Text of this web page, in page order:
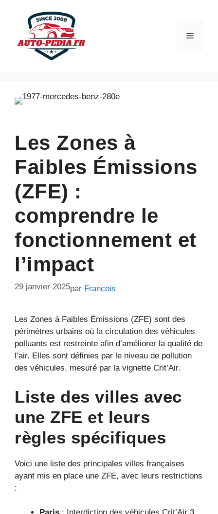
Menu
Les Zones à
Faibles Émissions
(ZFE) :
comprendre le
fonctionnement et
l’impact
29 janvier 2025par Francois
Les Zones à Faibles Émissions (ZFE) sont des
périmètres urbains où la circulation des véhicules
polluants est restreinte afin d’améliorer la qualité de
l’air. Elles sont définies par le niveau de pollution
des véhicules, mesuré par la vignette Crit’Air.
Liste des villes avec
une ZFE et leurs
règles spécifiques
Voici une liste des principales villes françaises
ayant mis en place une ZFE, avec leurs restrictions
: